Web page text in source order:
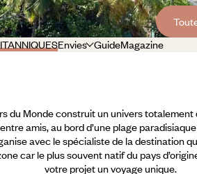
Envies GuideMagazine
du Monde construit un univers totalement
amis, au bord d’une plage
avec le spécialiste de la destination
car le plus souvent natif du pays
votre projet un voyage unique.